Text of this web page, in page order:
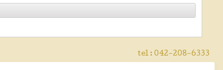
tel : 042-208-6333